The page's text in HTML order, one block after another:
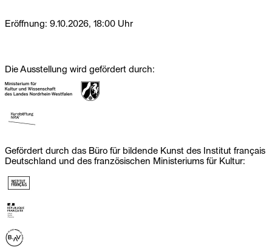
Eröffnung: 9.10.2026, 18:00 Uhr
Die Ausstellung wird gefördert durch:
Gefördert durch das Büro für bildende Kunst des Institut français
Deutschland und des französischen Ministeriums für Kultur: